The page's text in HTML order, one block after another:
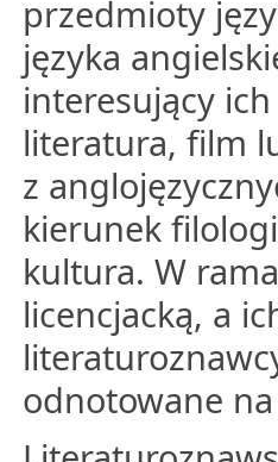
przedmioty
języka
interesujący
literatura, film
z
kierunek
kultura. W
licencjacką, a
odnotowane